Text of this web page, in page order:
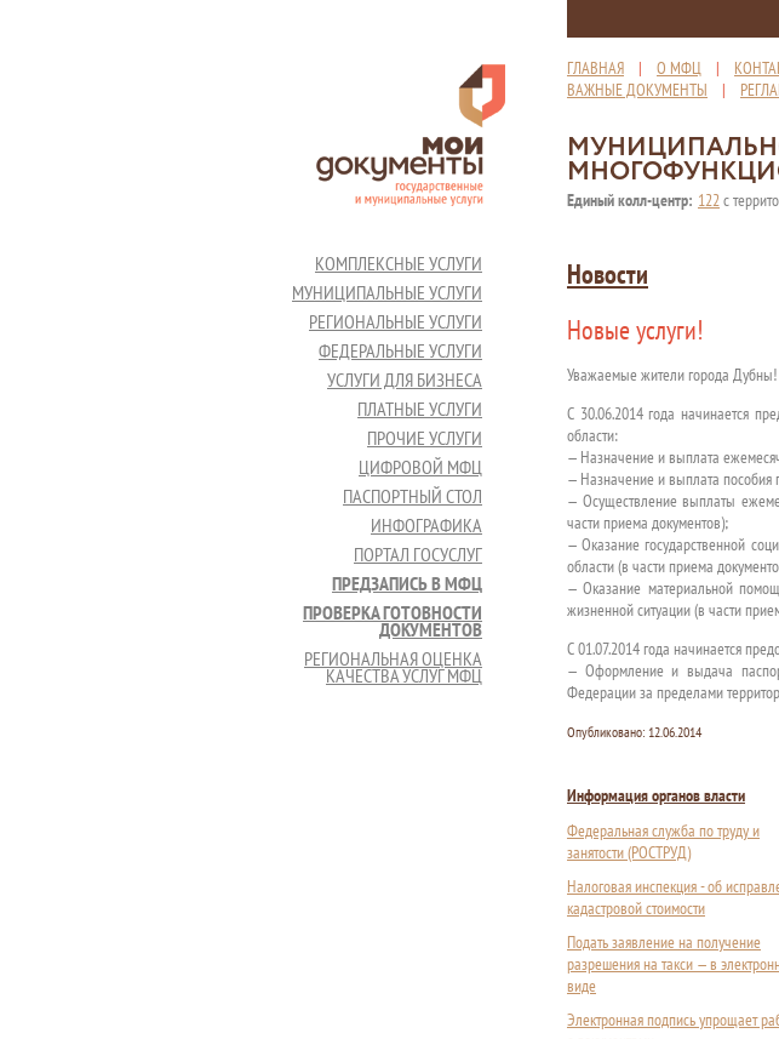
ГЛАВНАЯ | О МФЦ |
ВАЖНЫЕ ДОКУМЕНТЫ |
Единый колл-центр: 122с
КОМПЛЕКСНЫЕ УСЛУГИ
МУНИЦИПАЛЬНЫЕ УСЛУГИ
РЕГИОНАЛЬНЫЕ УСЛУГИ
ФЕДЕРАЛЬНЫЕ УСЛУГИ
УСЛУГИ ДЛЯ БИЗНЕСА
ПЛАТНЫЕ УСЛУГИ
ПРОЧИЕ УСЛУГИ
ЦИФРОВОЙ МФЦ
ПАСПОРТНЫЙ СТОЛ
ИНФОГРАФИКА
ПОРТАЛ ГОСУСЛУГ
ПРЕДЗАПИСЬ В МФЦ
ПРОВЕРКА ГОТОВНОСТИ
ДОКУМЕНТОВ
РЕГИОНАЛЬНАЯ ОЦЕНКА
КАЧЕСТВА УСЛУГ МФЦ
Новости
Новые услуги!
Уважаемые жители города Дубны!
С 30.06.2014 года начинается
области:
— Назначение и выплата
— Назначение и выплата пособия
— Осуществление выплаты
части приема документов);
— Оказание государственной
области (в части приема
— Оказание материальной
жизненной ситуации (в части
С 01.07.2014 года начинается
— Оформление и выдача
Федерации за пределами
Опубликовано: 12.06.2014
Информация органов власти
Федеральная служба по труду и
занятости (РОСТРУД)
Налоговая инспекция - об
кадастровой стоимости
Подать заявление на получение
разрешения на такси — в
виде
Электронная подпись упрощает